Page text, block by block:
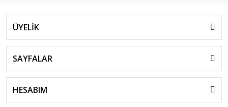
ÜYELİK
SAYFALAR
HESABIM